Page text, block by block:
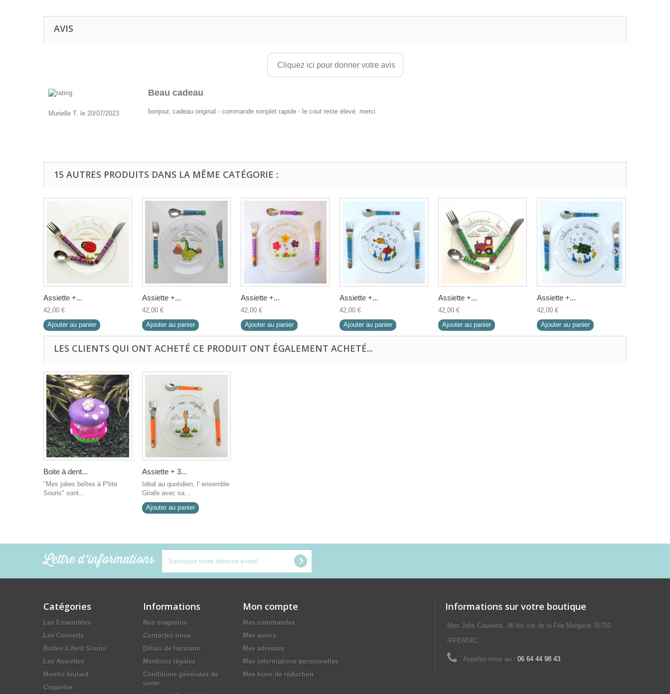
AVIS
Cliquez ici pour donner votre avis
Beau cadeau
Murielle T. le 20/07/2023 bonjour, cadeau original - commande simplet rapide - le cout reste élevé. merci
15 AUTRES PRODUITS DANS LA MÊME CATÉGORIE :
Assiette +...
42,00 €
Ajouter au panier
Assiette +...
42,00 €
Ajouter au panier
Assiette +...
42,00 €
Ajouter au panier
Assiette +...
42,00 €
Ajouter au panier
Assiette +...
42,00 €
Ajouter au panier
Assiette +...
42,00 €
Ajouter au panier
LES CLIENTS QUI ONT ACHETÉ CE PRODUIT ONT ÉGALEMENT ACHETÉ...
Boite à dent...
"Mes jolies boîtes à P'tite
Souris" sont...
Assiette + 3...
Idéal au quotidien, l' ensemble
Girafe avec sa...
Ajouter au panier
Lettre d'informations
Catégories
Les Ensembles
Les Couverts
Boites à dent Souris
Les Assiettes
Montre foulard
Coquetier
Informations
Nos magasins
Contactez-nous
Délais de livraison
Mentions légales
Conditions générales de
vente
Mon compte
Mes commandes
Mes avoirs
Mes adresses
Mes informations personnelles
Mes bons de réduction
Informations sur votre boutique
Mes Jolis Couverts, 36 bis rue de la Fée Morgane 35750
IFFENDIC
Appelez-nous au : 06 64 44 98 43